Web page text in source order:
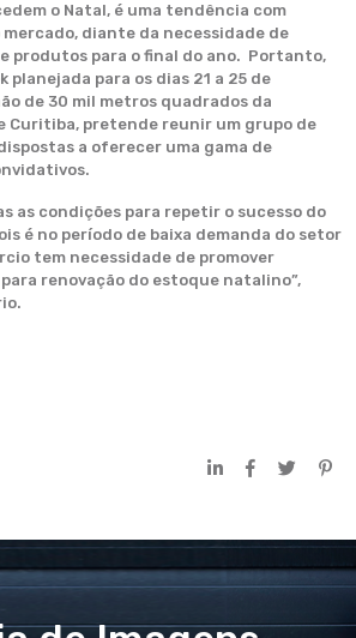
o Natal, é uma tendência com
diante da necessidade de
produtos para o final do ano. Portanto,
planejada para os dias 21 a 25 de
de 30 mil metros quadrados da
Curitiba, pretende reunir um grupo de
a oferecer uma gama de
as condições para repetir o sucesso do
é no período de baixa demanda do setor
tem necessidade de promover
renovação do estoque natalino”,